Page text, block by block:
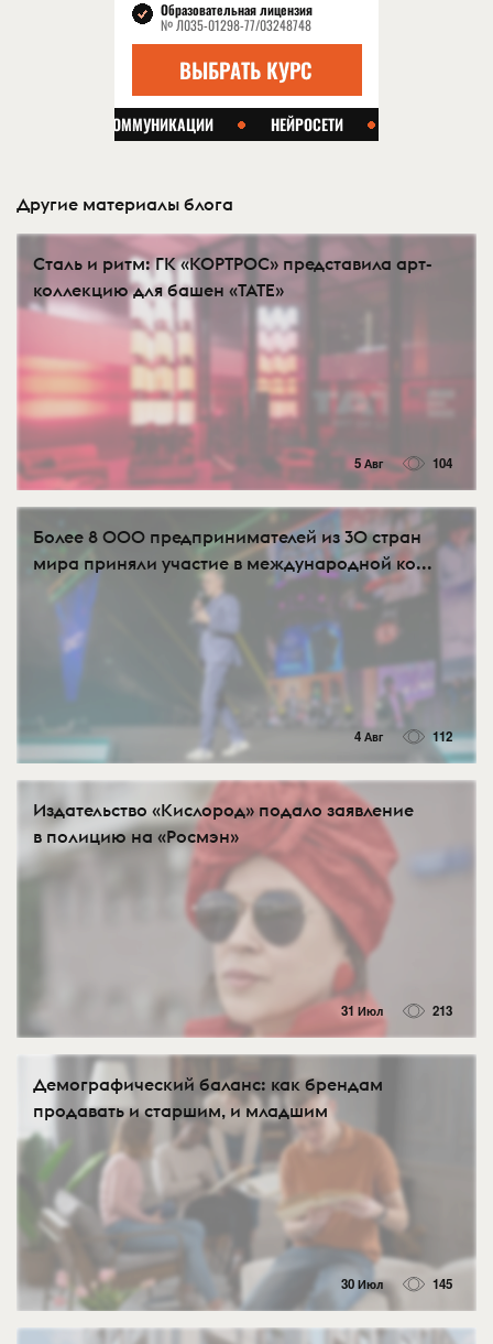
Другие материалы блога
Сталь и ритм: ГК «КОРТРОС» представила арт-
коллекцию для башен «TATE»
5 Авг 104
Более 8 000 предпринимателей из 30 стран
мира приняли участие в международной ко...
4 Авг 112
Издательство «Кислород» подало заявление
в полицию на «Росмэн»
31 Июл 213
Демографический баланс: как брендам
продавать и старшим, и младшим
30 Июл 145